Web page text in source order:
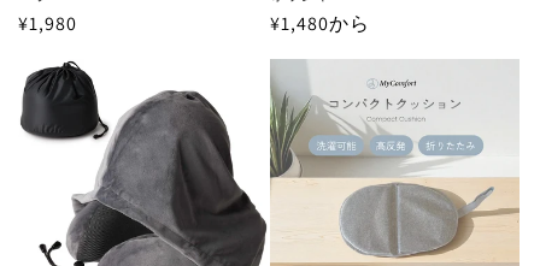
通
価
格
¥1,980
通
価
格
¥1,480から